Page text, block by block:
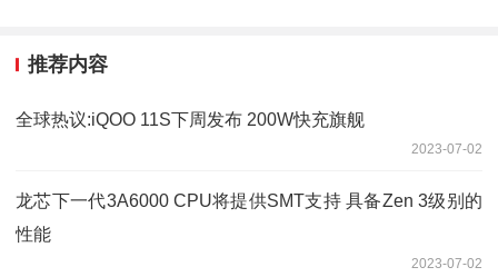
推荐内容
全球热议:iQOO 11S下周发布 200W快充旗舰
2023-07-02
龙芯下一代3A6000 CPU将提供SMT支持 具备Zen 3级别的
性能
2023-07-02